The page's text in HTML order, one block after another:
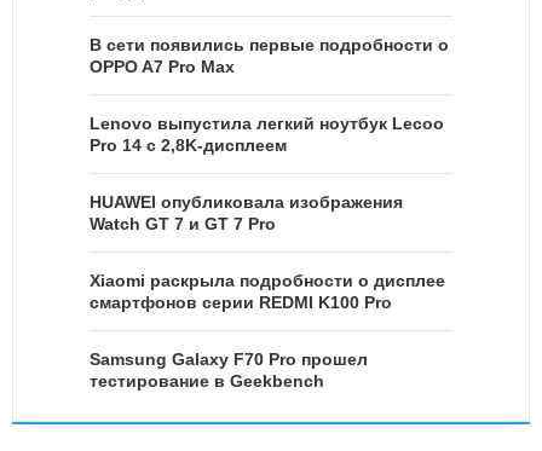
В сети появились первые подробности о
OPPO A7 Pro Max
Lenovo выпустила легкий ноутбук Lecoo
Pro 14 с 2,8K-дисплеем
HUAWEI опубликовала изображения
Watch GT 7 и GT 7 Pro
Xiaomi раскрыла подробности о дисплее
смартфонов серии REDMI K100 Pro
Samsung Galaxy F70 Pro прошел
тестирование в Geekbench